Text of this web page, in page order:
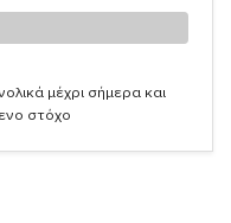
μέχρι σήμερα και
στόχο